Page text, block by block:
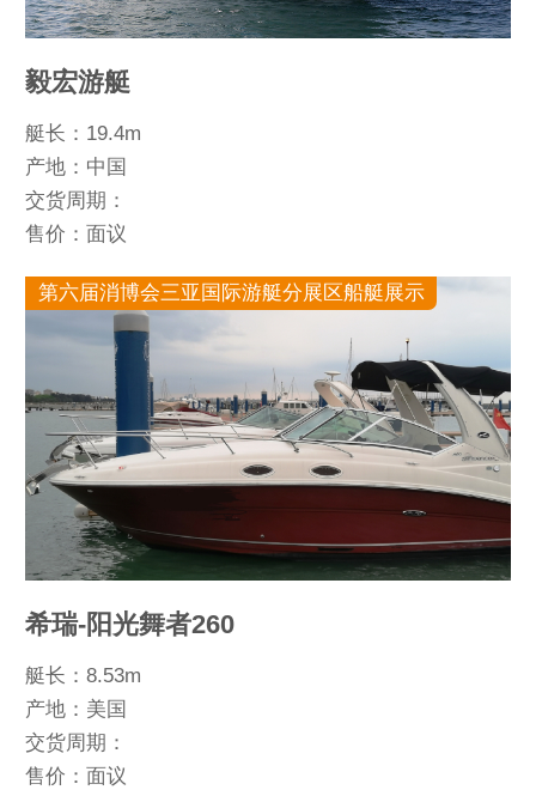
毅宏游艇
艇长：19.4m
产地：中国
交货周期：
售价：面议
第六届消博会三亚国际游艇分展区船艇展示
希瑞-阳光舞者260
艇长：8.53m
产地：美国
交货周期：
售价：面议